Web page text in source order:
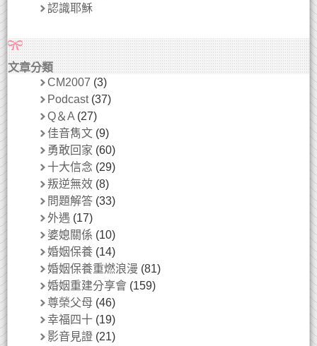
認識耶穌
文章分類
CM2007 (3)
Podcast(37)
Q＆A (27)
佳音雋文 (9)
勇敢回家 (60)
十大信念 (29)
叛逆無效 (8)
問題解答 (33)
外遇 (17)
婆媳關係 (10)
婚姻保養 (14)
婚姻保養重燃浪漫 (81)
婚姻重建分享會 (159)
尊榮父母 (46)
幸福四十 (19)
影音見證 (21)